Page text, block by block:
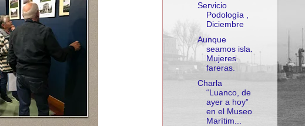
Servicio
Podología ,
Diciembre
Aunque
seamos isla.
Mujeres
fareras.
Charla
“Luanco, de
ayer a hoy”
en el Museo
Marítim...